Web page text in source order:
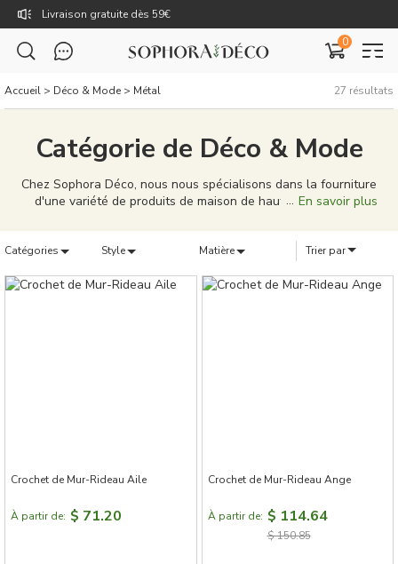
Livraison gratuite dès 59€
TTC : Prix incluant toutes les taxes, dont la TVA.
0
Accueil > Déco & Mode > Métal 27 résultats
Catégorie de Déco & Mode
Chez Sophora Déco, nous nous spécialisons dans la fourniture
d'une variété de produits de maison de haute qualité pour
notre gamme de produits est conçue pour porter votre vie à
seulement bien conçus, mais aussi de qualité supérieure,
En savoir plus
Catégories Style Matière Trier par
Crochet de Mur-Rideau Aile
À partir de: $ 71.20
Crochet de Mur-Rideau Ange
À partir de: $ 114.64
$ 150.85